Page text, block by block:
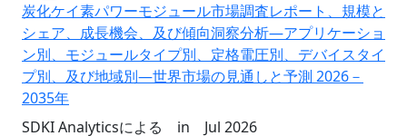
炭化ケイ素パワーモジュール市場調査レポート、規模と
シェア、成長機会、及び傾向洞察分析―アプリケーショ
ン別、モジュールタイプ別、定格電圧別、デバイスタイ
プ別、及び地域別―世界市場の見通しと予測 2026－
2035年
SDKI Analyticsによる
in Jul 2026